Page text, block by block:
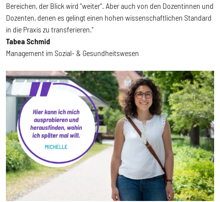
Bereichen, der Blick wird "weiter". Aber auch von den Dozentinnen und
Dozenten, denen es gelingt einen hohen wissenschaftlichen Standard
in die Praxis zu transferieren."
Tabea Schmid
Management im Sozial- & Gesundheitswesen